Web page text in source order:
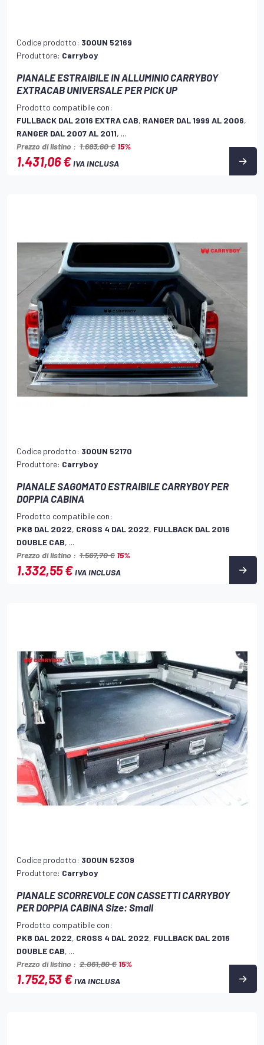
Codice prodotto: 300UN 52169
Produttore: Carryboy
PIANALE ESTRAIBILE IN ALLUMINIO CARRYBOY
EXTRACAB UNIVERSALE PER PICK UP
Prodotto compatibile con:
FULLBACK DAL 2016 EXTRA CAB, RANGER DAL 1999 AL 2006,
RANGER DAL 2007 AL 2011, ...
Prezzo di listino : 1.683,60 € 15%
1.431,06 €IVA INCLUSA
Codice prodotto: 300UN 52170
Produttore: Carryboy
PIANALE SAGOMATO ESTRAIBILE CARRYBOY PER
DOPPIA CABINA
Prodotto compatibile con:
PK8 DAL 2022, CROSS 4 DAL 2022, FULLBACK DAL 2016
DOUBLE CAB, ...
Prezzo di listino : 1.567,70 € 15%
1.332,55 €IVA INCLUSA
Codice prodotto: 300UN 52309
Produttore: Carryboy
PIANALE SCORREVOLE CON CASSETTI CARRYBOY
PER DOPPIA CABINA Size: Small
Prodotto compatibile con:
PK8 DAL 2022, CROSS 4 DAL 2022, FULLBACK DAL 2016
DOUBLE CAB, ...
Prezzo di listino : 2.061,80 € 15%
1.752,53 €IVA INCLUSA